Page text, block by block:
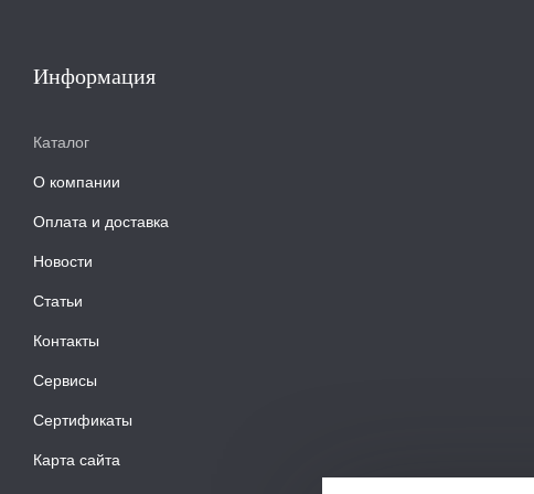
Информация
Каталог
О компании
Оплата и доставка
Новости
Статьи
Контакты
Сервисы
Сертификаты
Карта сайта